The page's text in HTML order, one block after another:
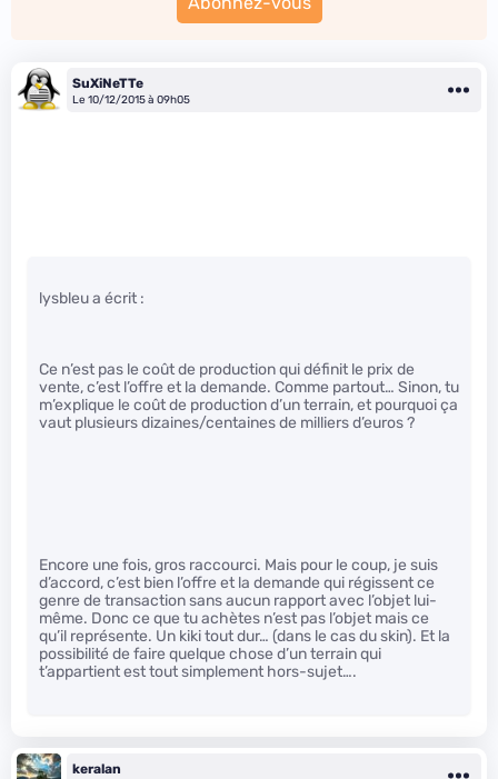
SuXiNeTTe
Le 10/12/2015 à 09h05
lysbleu a écrit :
Ce n’est pas le coût de production qui définit le prix de
vente, c’est l’offre et la demande. Comme partout… Sinon, tu
m’explique le coût de production d’un terrain, et pourquoi ça
vaut plusieurs dizaines/centaines de milliers d’euros ?
Encore une fois, gros raccourci. Mais pour le coup, je suis
d’accord, c’est bien l’offre et la demande qui régissent ce
genre de transaction sans aucun rapport avec l’objet lui-
même. Donc ce que tu achètes n’est pas l’objet mais ce
qu’il représente. Un kiki tout dur… (dans le cas du skin). Et la
possibilité de faire quelque chose d’un terrain qui
t’appartient est tout simplement hors-sujet….
keralan